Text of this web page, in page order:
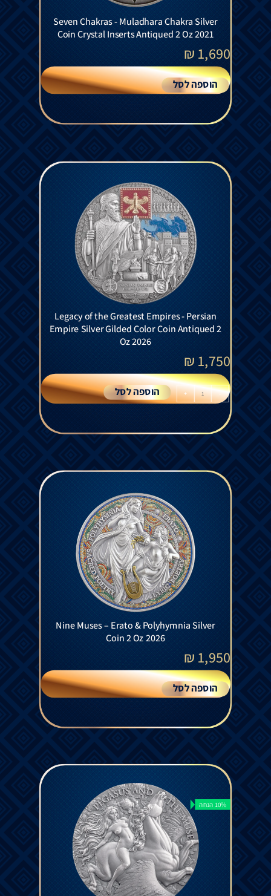
Seven Chakras - Muladhara Chakra Silver
Coin Crystal Inserts Antiqued 2 Oz 2021
1,690
₪
הוספה לסל
Legacy of the Greatest Empires - Persian
Empire Silver Gilded Color Coin Antiqued 2
Oz 2026
1,750
₪
-
+ הוספה לסל
Nine Muses – Erato & Polyhymnia Silver
Coin 2 Oz 2026
1,950
₪
הוספה לסל
10% הנחה